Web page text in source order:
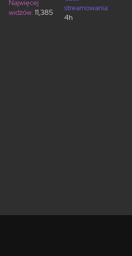
Najwięcej
widzów: 11,385
streamowania:
4h